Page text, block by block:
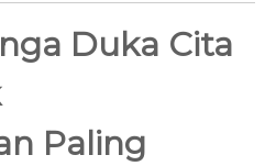
Duka Cita
Paling